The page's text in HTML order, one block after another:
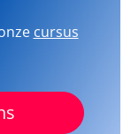
cursus